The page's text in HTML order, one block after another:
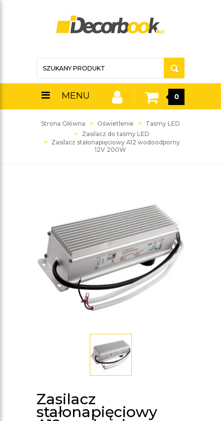
MENU 0
Strona Główna Oświetlenie
Taśmy LED
Zasilacz do taśmy LED
Zasilacz stałonapięciowy A12 wodoodporny
12V 200W
Zasilacz
stałonapięciowy